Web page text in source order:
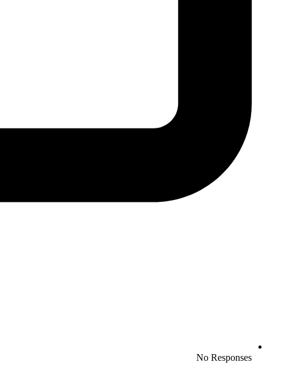
No Responses